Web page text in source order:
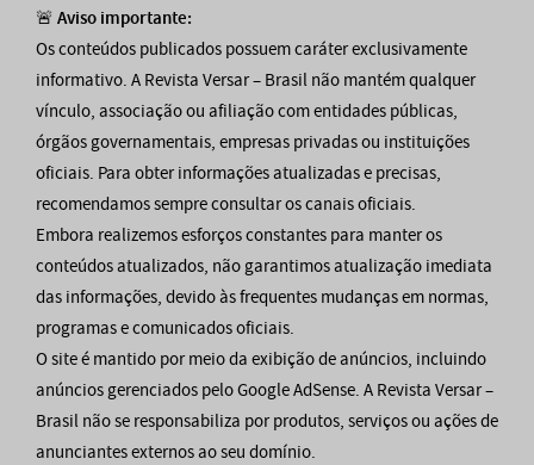
🚨 Aviso importante:
Os conteúdos publicados possuem caráter exclusivamente
informativo. A Revista Versar – Brasil não mantém qualquer
vínculo, associação ou afiliação com entidades públicas,
órgãos governamentais, empresas privadas ou instituições
oficiais. Para obter informações atualizadas e precisas,
recomendamos sempre consultar os canais oficiais.
Embora realizemos esforços constantes para manter os
conteúdos atualizados, não garantimos atualização imediata
das informações, devido às frequentes mudanças em normas,
programas e comunicados oficiais.
O site é mantido por meio da exibição de anúncios, incluindo
anúncios gerenciados pelo Google AdSense. A Revista Versar –
Brasil não se responsabiliza por produtos, serviços ou ações de
anunciantes externos ao seu domínio.